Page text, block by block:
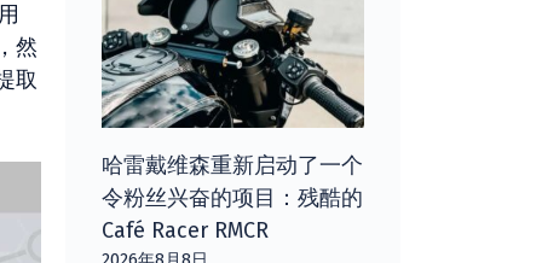
然
取
哈雷戴维森重新启动了一个
令粉丝兴奋的项目：残酷的
Café Racer RMCR